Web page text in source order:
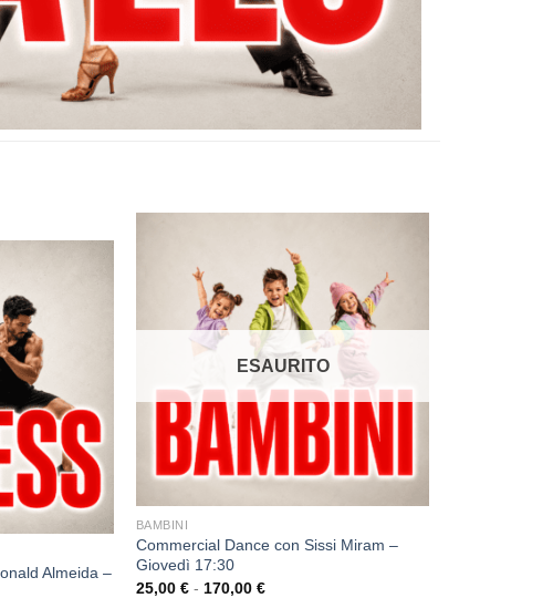
Almeida –
ESAURITO
BAMBINI
Commercial Dance con Sissi Miram –
Giovedì 17:30
25,00 € - 170,00 €